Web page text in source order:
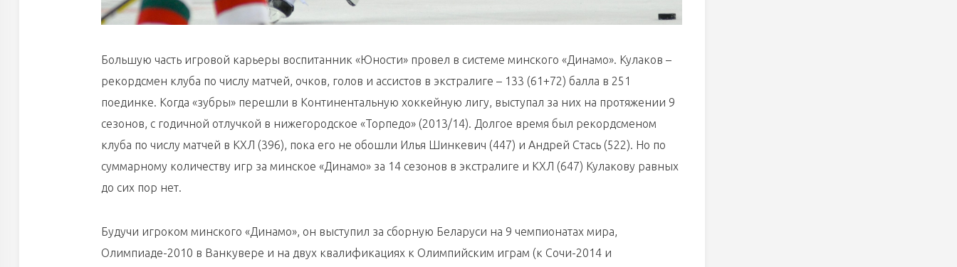
Большую часть игровой карьеры воспитанник «Юности» провел в системе минского «Динамо». Кулаков –
рекордсмен клуба по числу матчей, очков, голов и ассистов в экстралиге – 133 (61+72) балла в 251
поединке. Когда «зубры» перешли в Континентальную хоккейную лигу, выступал за них на протяжении 9
сезонов, с годичной отлучкой в нижегородское «Торпедо» (2013/14). Долгое время был рекордсменом
клуба по числу матчей в КХЛ (396), пока его не обошли Илья Шинкевич (447) и Андрей Стась (522). Но по
суммарному количеству игр за минское «Динамо» за 14 сезонов в экстралиге и КХЛ (647) Кулакову равных
до сих пор нет.
Будучи игроком минского «Динамо», он выступил за сборную Беларуси на 9 чемпионатах мира,
Олимпиаде-2010 в Ванкувере и на двух квалификациях к Олимпийским играм (к Сочи-2014 и